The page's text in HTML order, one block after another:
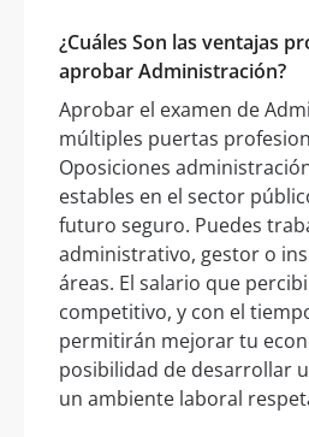
¿Cuáles Son las ventajas
aprobar Administración?
Aprobar el examen de
múltiples puertas
Oposiciones
estables en el sector
futuro seguro. Puedes
administrativo, gestor o
áreas. El salario que
competitivo, y con el
permitirán mejorar tu
posibilidad de desarrollar
un ambiente laboral